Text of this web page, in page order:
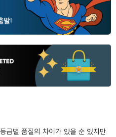
급별 품질의 차이가 있을 순 있지만